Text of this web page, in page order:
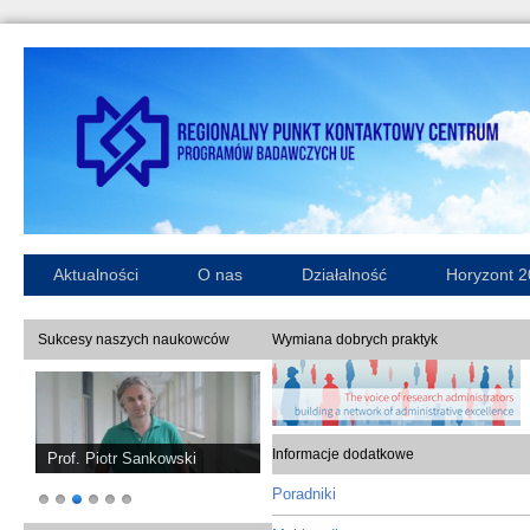
Aktualności O nas Działalność Horyzont
Sukcesy naszych naukowców
Prof. Piotr Sankowski
Wymiana dobrych praktyk
Informacje dodatkowe
Poradniki